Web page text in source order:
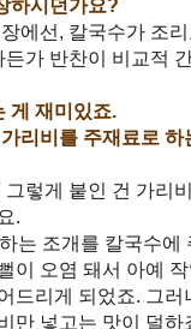
하시던가요?
에선, 칼국수가 조
가 반찬이 비교적
게 재미있죠.
리비를 주재료로
렇게 붙인 건 가
.
는 조개를 칼국수
이 오염 돼서 아예
드리게 되었죠. 그
만 넣고는 맛이 덜하